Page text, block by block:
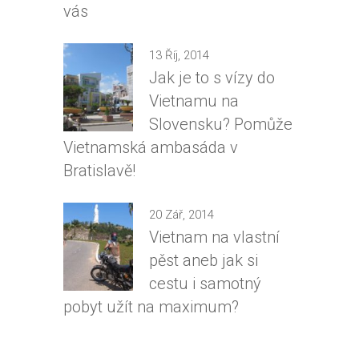
vás
13 Říj, 2014
Jak je to s vízy do
Vietnamu na
Slovensku? Pomůže
Vietnamská ambasáda v
Bratislavě!
20 Zář, 2014
Vietnam na vlastní
pěst aneb jak si
cestu i samotný
pobyt užít na maximum?